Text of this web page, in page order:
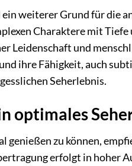
weiterer Grund für die
Charaktere mit
Leidenschaft und
ihre Fähigkeit, auch
Seherlebnis.
optimales
zu können,
erfolgt in hoher